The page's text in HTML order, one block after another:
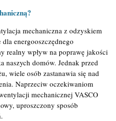
mechaniczna z odzyskiem
energooszczędnego
realny wpływ na poprawę jakości
naszych domów. Jednak przed
wiele osób zastanawia się nad
Naprzeciw oczekiwaniom
mechanicznej VASCO
uproszczony sposób